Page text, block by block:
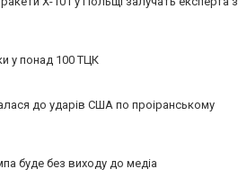
у понад 100 ТЦК
до ударів США по проіранському
буде без виходу до медіа